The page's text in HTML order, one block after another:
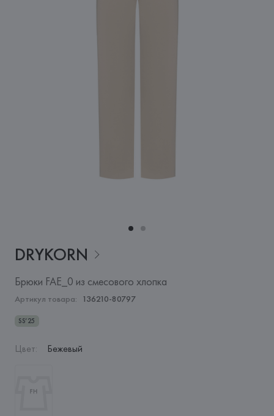
DRYKORN
Брюки FAE_0 из смесового хлопка
Артикул товара: 136210-80797
SS’25
Цвет: Бежевый